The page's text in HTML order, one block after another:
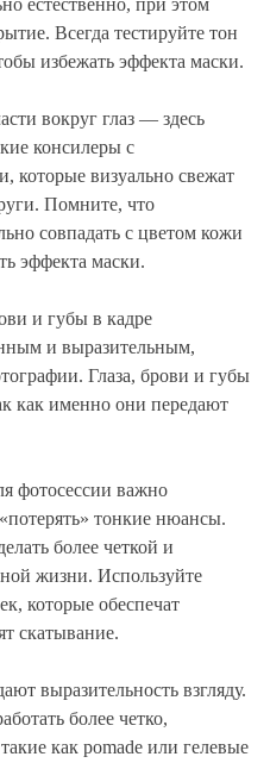
естественно, при этом
Всегда тестируйте тон
избежать эффекта маски.
вокруг глаз — здесь
консилеры с
которые визуально свежат
Помните, что
совпадать с цветом кожи
эффекта маски.
и губы в кадре
и выразительным,
Глаза, брови и губы
как именно они передают
фотосессии важно
тонкие нюансы.
более четкой и
жизни. Используйте
которые обеспечат
скатывание.
выразительность взгляду.
более четко,
как pomade или гелевые